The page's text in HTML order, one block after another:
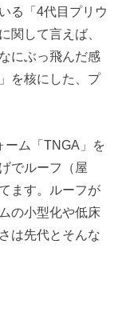
る「4代目プリウ
関して言えば、
にぶっ飛んだ感
を核にした、プ
ーム「TNGA」を
でルーフ（屋
ます。ルーフが
の小型化や低床
は先代とそんな